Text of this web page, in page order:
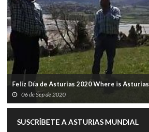
Feliz Día de Asturias 2020 Where is Asturias
06 de Sep de 2020
SUSCRÍBETE A ASTURIAS MUNDIAL